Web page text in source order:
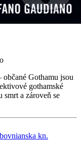
Gothamu jsou
gothamské
smrt a zároveň se
kn.